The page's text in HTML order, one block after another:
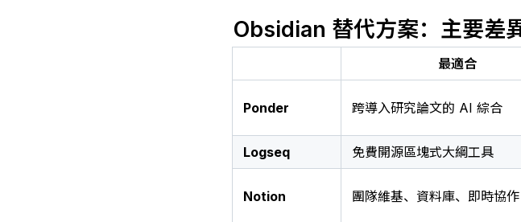
Obsidian 替代方案：主要差
最適合
Ponder 跨導入研究論文的 AI 綜合
Logseq 免費開源區塊式大綱工具
Notion 團隊維基、資料庫、即時協作